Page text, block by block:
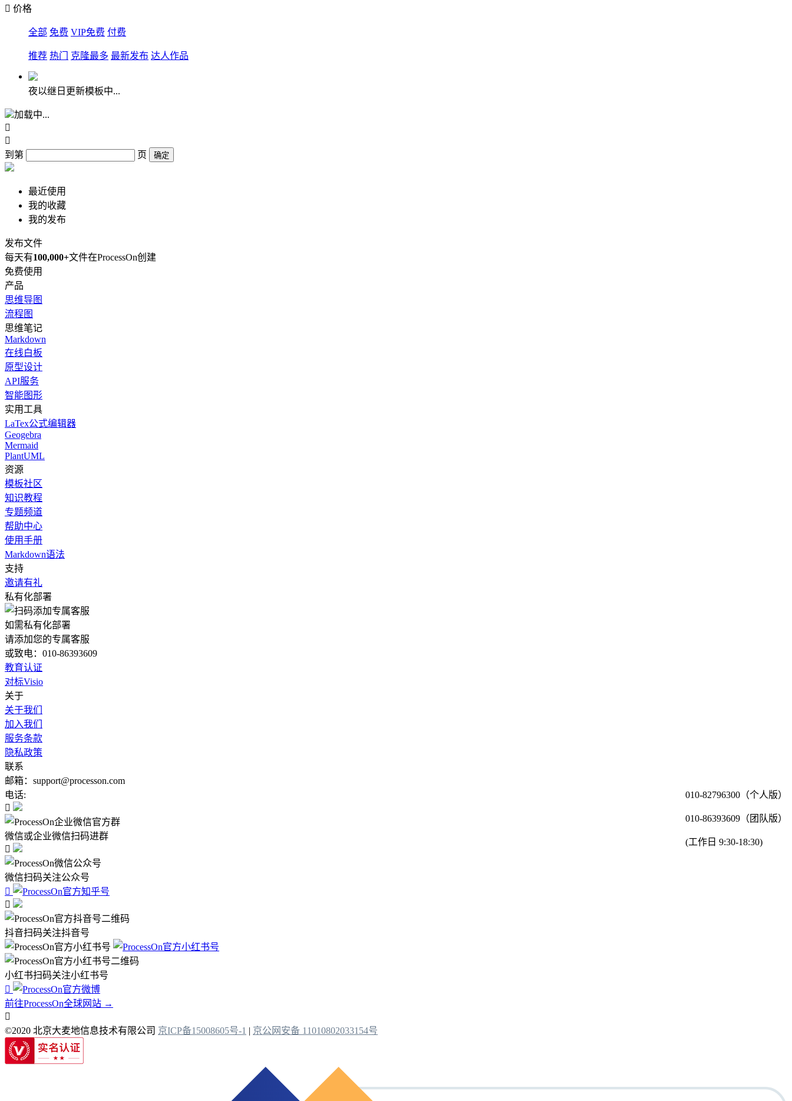
 价格
全部 免费 VIP免费 付费
推荐 热门 克隆最多 最新发布 达人作品
夜以继日更新模板中...
加载中...


到第
页 确定
最近使用
我的收藏
我的发布
发布文件
每天有100,000+文件在ProcessOn创建
免费使用
产品
思维导图
流程图
思维笔记
Markdown
在线白板
原型设计
API服务
智能图形
实用工具
LaTex公式编辑器
Geogebra
Mermaid
PlantUML
资源
模板社区
知识教程
专题频道
帮助中心
使用手册
Markdown语法
支持
邀请有礼
私有化部署
如需私有化部署
请添加您的专属客服
或致电：010-86393609
教育认证
对标Visio
关于
关于我们
加入我们
服务条款
隐私政策
联系
邮箱：support@processon.com
电话:
010-82796300（个人版）
010-86393609（团队版）
(工作日 9:30-18:30)

微信或企业微信扫码进群

微信扫码关注公众号


抖音扫码关注抖音号
小红书扫码关注小红书号

前往ProcessOn全球网站 →

©2020 北京大麦地信息技术有限公司 京ICP备15008605号-1 | 京公网安备 11010802033154号